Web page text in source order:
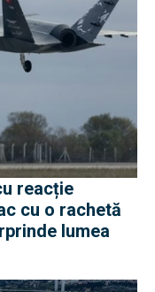
reacție
cu o rachetă
lumea